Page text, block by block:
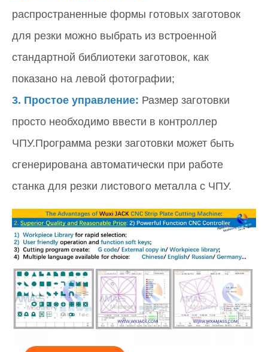
распространенные формы готовых заготовок
для резки можно выбрать из встроенной
стандартной библиотеки заготовок, как
показано на левой фотографии;
3. Простое управление: Размер заготовки
просто необходимо ввести в контроллер
ЧПУ.Программа резки заготовки может быть
сгенерирована автоматически при работе
станка для резки листового металла с ЧПУ.